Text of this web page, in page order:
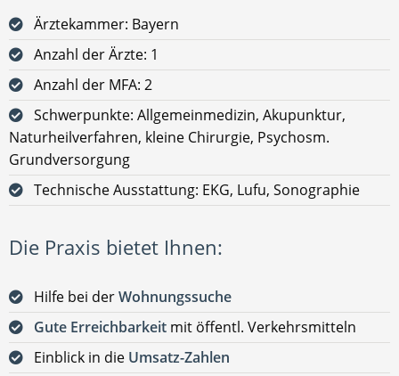
Ärztekammer: Bayern
Anzahl der Ärzte: 1
Anzahl der MFA: 2
Schwerpunkte: Allgemeinmedizin, Akupunktur,
Naturheilverfahren, kleine Chirurgie, Psychosm.
Grundversorgung
Technische Ausstattung: EKG, Lufu, Sonographie
Die Praxis bietet Ihnen:
Hilfe bei derWohnungssuche
Gute Erreichbarkeit mit öffentl. Verkehrsmitteln
Einblick in die Umsatz-Zahlen